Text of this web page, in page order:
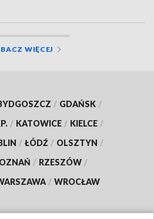
WIĘCEJ
/ GDAŃSK /
/ KATOWICE / KIELCE /
/ ŁÓDŹ / OLSZTYN /
/ RZESZÓW /
/ WROCŁAW